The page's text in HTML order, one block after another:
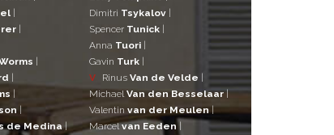
|
|
|
|
|
|
de Medina |
Dimitri Tsykalov |
Spencer Tunick |
Anna Tuori |
Gavin Turk |
V
Rinus Van de Velde |
Michael Van den Besselaar|
Valentin van der Meulen|
Marcelvan Eeden|